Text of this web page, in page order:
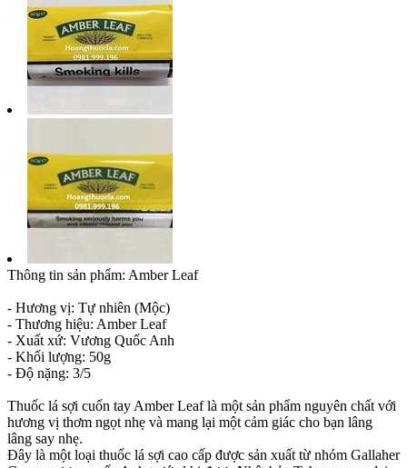
Thông tin sản phẩm: Amber Leaf
- Hương vị: Tự nhiên (Mộc)
- Thương hiệu: Amber Leaf
- Xuất xứ: Vương Quốc Anh
- Khối lượng: 50g
- Độ nặng: 3/5
Thuốc lá sợi cuốn tay Amber Leaf là một sản phẩm nguyên chất với
hương vị thơm ngọt nhẹ và mang lại một cảm giác cho bạn lâng
lâng say nhẹ.
Đây là một loại thuốc lá sợi cao cấp được sản xuất từ nhóm Gallaher